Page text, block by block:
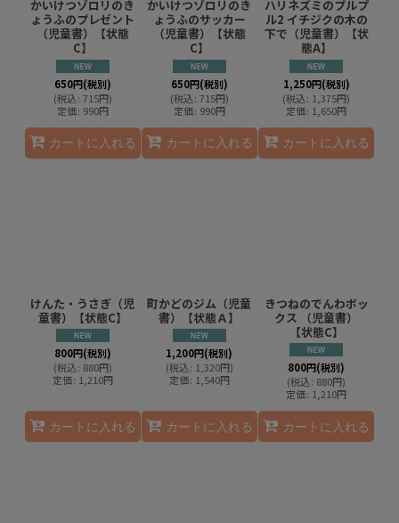
かいけつゾロリのき
ょうふのプレゼント
（児童書）【状態
C】
650円(税別)
(税込: 715円)
定価: 990円
カートに入れる
かいけつゾロリのき
ょうふのサッカー
（児童書）【状態
C】
650円(税別)
(税込: 715円)
定価: 990円
カートに入れる
ハリネズミのプルプ
ル2 イチジクの木の
下で（児童書）【状
態A】
1,250円(税別)
(税込: 1,375円)
定価: 1,650円
カートに入れる
けんた・うさぎ（児
童書）【状態C】
800円(税別)
(税込: 880円)
定価: 1,210円
カートに入れる
町かどのジム（児童
書）【状態Ａ】
1,200円(税別)
(税込: 1,320円)
定価: 1,540円
カートに入れる
きつねのでんわボッ
クス （児童書）
【状態C】
800円(税別)
(税込: 880円)
定価: 1,210円
カートに入れる